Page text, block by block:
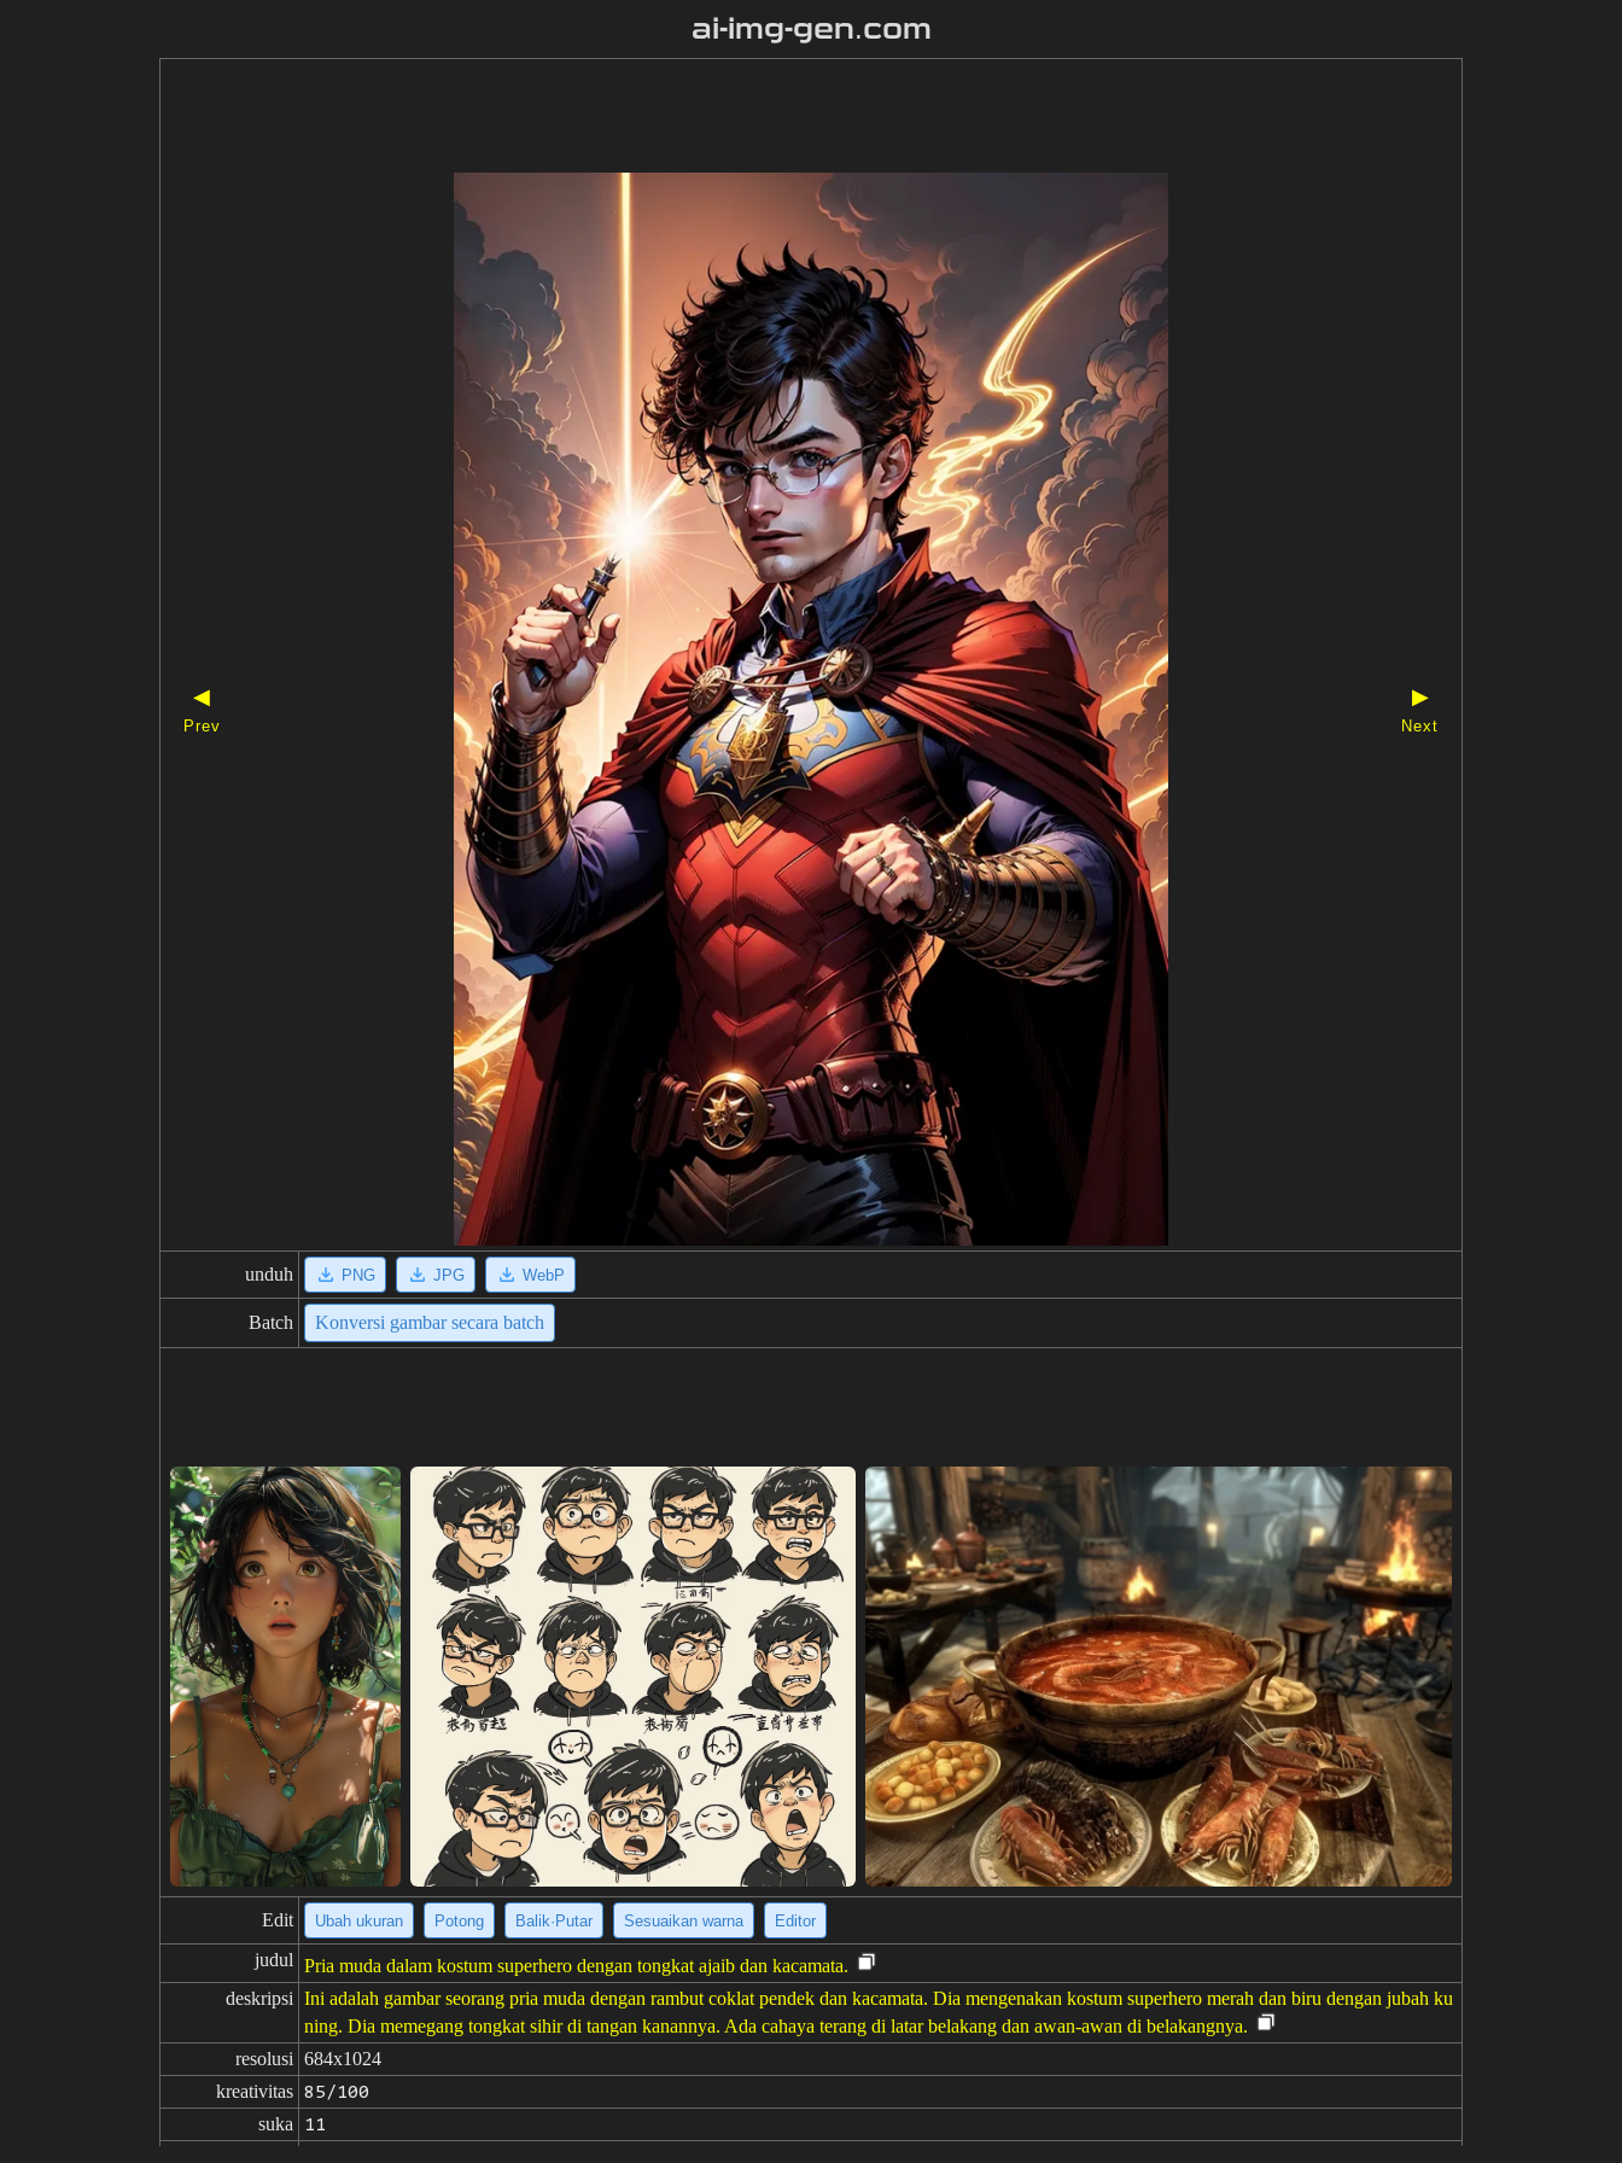
ai-img-gen.com
◀
Prev
▶
Next
unduh PNG JPG WebP
Batch Konversi gambar secara batch
Edit Ubah ukuran Potong Balik·Putar Sesuaikan warna Editor
judul Pria muda dalam kostum superhero dengan tongkat ajaib dan kacamata.
deskripsi Ini adalah gambar seorang pria muda dengan rambut coklat pendek dan kacamata. Dia mengenakan kostum superhero merah dan biru dengan jubah ku
ning. Dia memegang tongkat sihir di tangan kanannya. Ada cahaya terang di latar belakang dan awan-awan di belakangnya.
resolusi 684x1024
kreativitas 85/100
suka 11